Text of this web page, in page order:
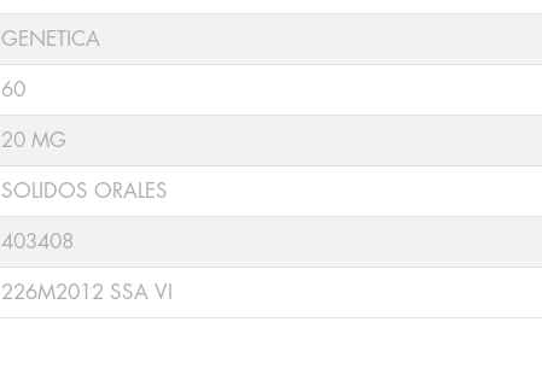
GENETICA
60
20 MG
SOLIDOS ORALES
403408
226M2012 SSA VI